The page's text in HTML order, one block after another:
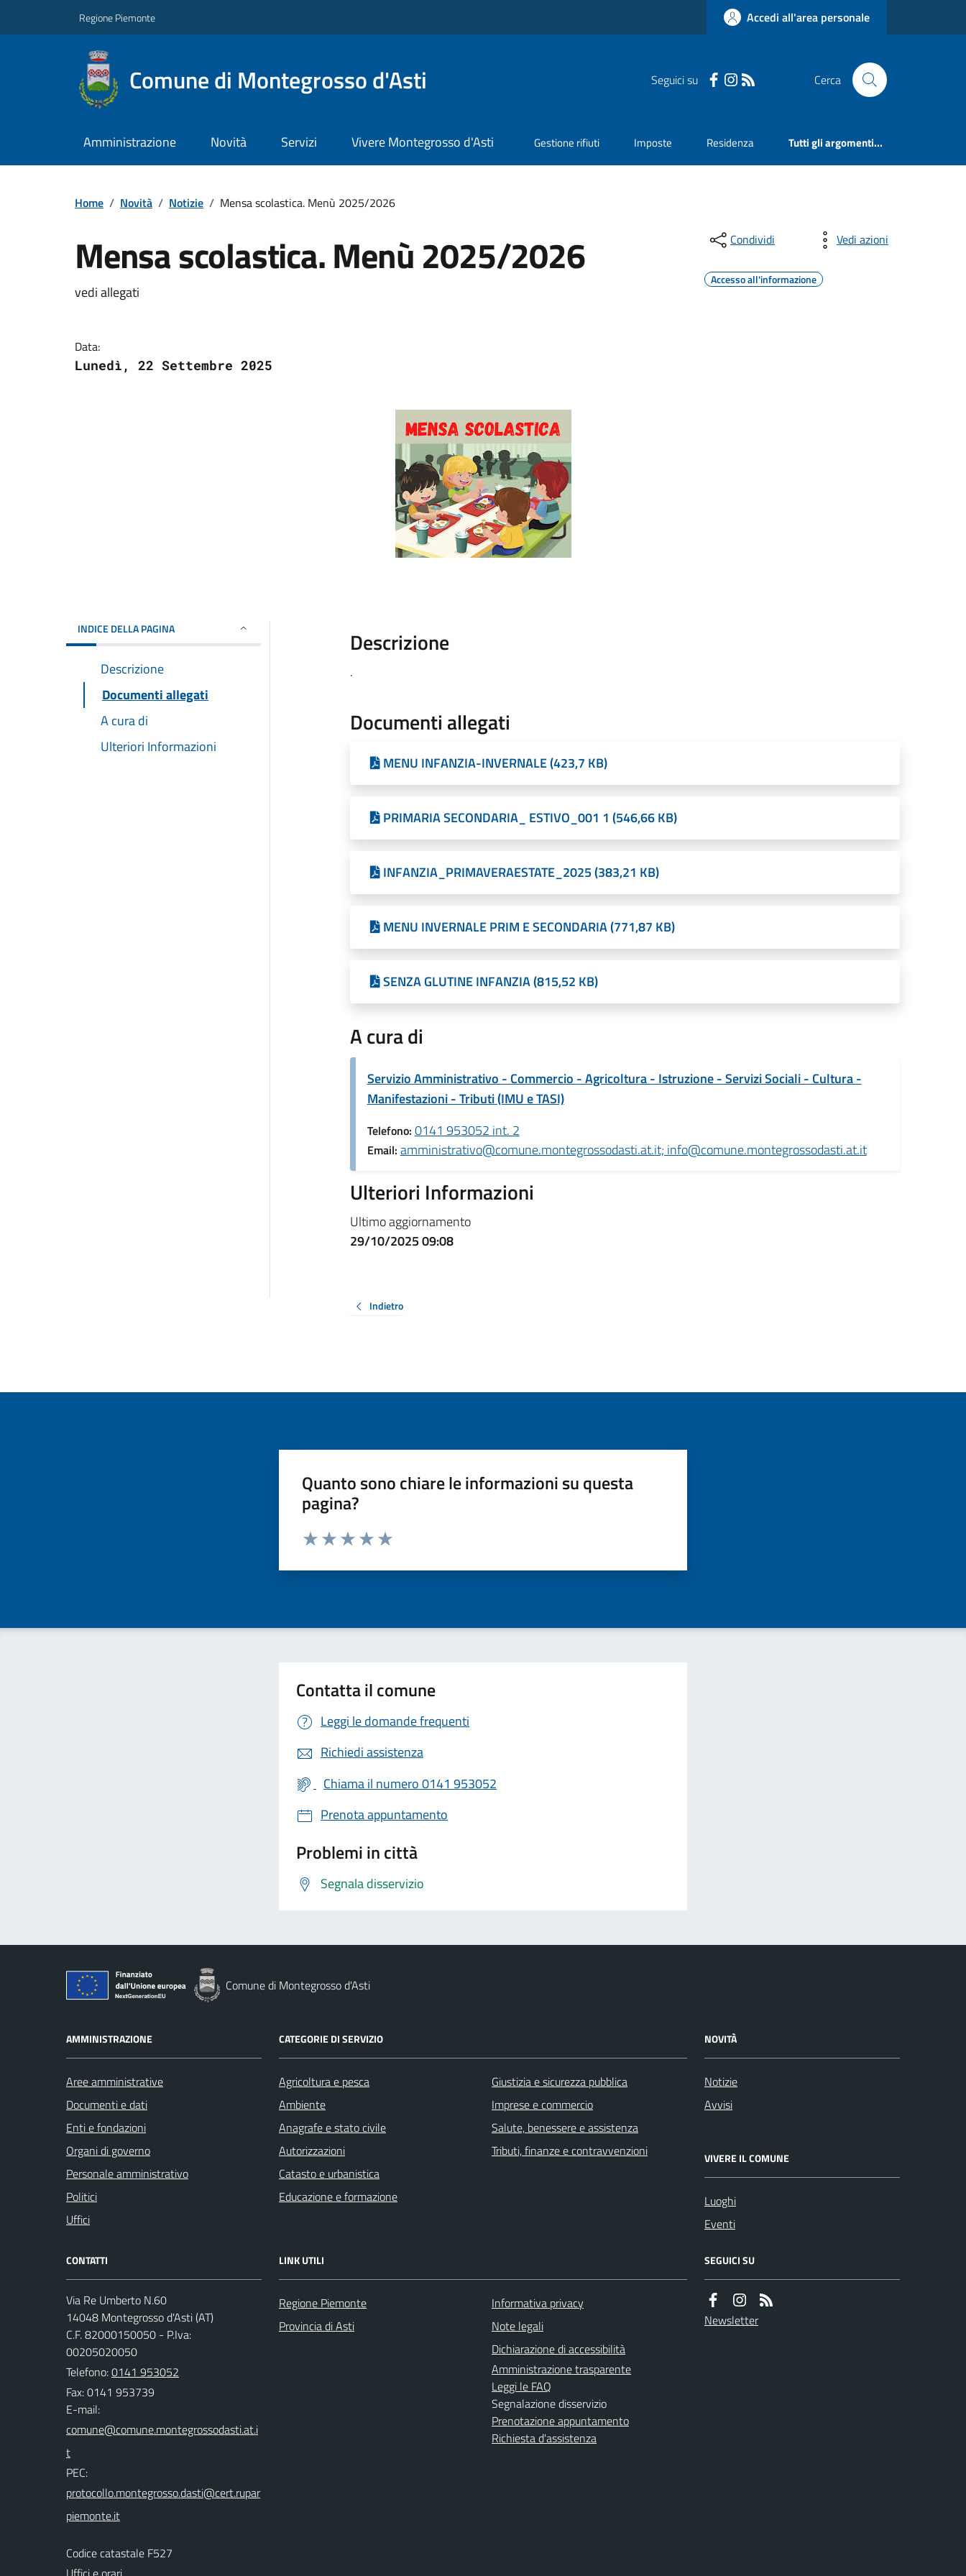
Regione Piemonte Accedi all'area personale
Comune di Montegrosso d'Asti Seguici su Cerca
Amministrazione Novità Servizi Vivere Montegrosso d'Asti Gestione rifiuti Imposte Residenza Tutti gli argomenti...
Home / Novità / Notizie / Mensa scolastica. Menù 2025/2026
Mensa scolastica. Menù 2025/2026
vedi allegati
Data:
Lunedì, 22 Settembre 2025
Condividi Vedi azioni
Accesso all'informazione
INDICE DELLA PAGINA
Descrizione
Documenti allegati
A cura di
Ulteriori Informazioni
Descrizione
.
Documenti allegati
MENU INFANZIA-INVERNALE (423,7 KB)
PRIMARIA SECONDARIA_ ESTIVO_001 1 (546,66 KB)
INFANZIA_PRIMAVERAESTATE_2025 (383,21 KB)
MENU INVERNALE PRIM E SECONDARIA (771,87 KB)
SENZA GLUTINE INFANZIA (815,52 KB)
A cura di
Servizio Amministrativo - Commercio - Agricoltura - Istruzione - Servizi Sociali - Cultura -
Manifestazioni - Tributi (IMU e TASI)
Telefono: 0141 953052 int. 2
Email: amministrativo@comune.montegrossodasti.at.it; info@comune.montegrossodasti.at.it
Ulteriori Informazioni
Ultimo aggiornamento
29/10/2025 09:08
Indietro
Quanto sono chiare le informazioni su questa
pagina?
Valuta da 1 a 5 stelle la pagina
Contatta il comune
Leggi le domande frequenti
Richiedi assistenza
Chiama il numero 0141 953052
Prenota appuntamento
Problemi in città
Segnala disservizio
Comune di Montegrosso d'Asti
AMMINISTRAZIONE
Aree amministrative
Documenti e dati
Enti e fondazioni
Organi di governo
Personale amministrativo
Politici
Uffici
CATEGORIE DI SERVIZIO
Agricoltura e pesca
Ambiente
Anagrafe e stato civile
Autorizzazioni
Catasto e urbanistica
Educazione e formazione
Giustizia e sicurezza pubblica
Imprese e commercio
Salute, benessere e assistenza
Tributi, finanze e contravvenzioni
NOVITÀ
Notizie
Avvisi
VIVERE IL COMUNE
Luoghi
Eventi
CONTATTI
Via Re Umberto N.60
14048 Montegrosso d'Asti (AT)
C.F. 82000150050 - P.Iva:
00205020050
Telefono:0141 953052
Fax: 0141 953739
E-mail:
PEC:
Codice catastale F527
LINK UTILI
Regione Piemonte
Provincia di Asti
Informativa privacy
Note legali
Dichiarazione di accessibilità
Amministrazione trasparente
Leggi le FAQ
Segnalazione disservizio
Prenotazione appuntamento
Richiesta d'assistenza
SEGUICI SU
Newsletter